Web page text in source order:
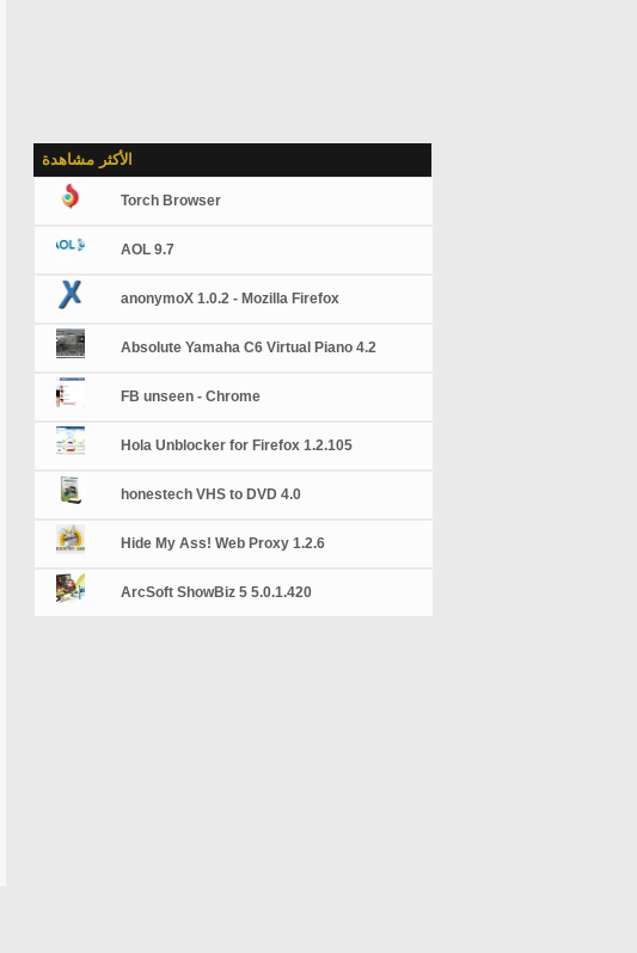
الأكثر مشاهدة
Torch Browser
AOL 9.7
anonymoX 1.0.2 - Mozilla Firefox
Absolute Yamaha C6 Virtual Piano 4.2
FB unseen - Chrome
Hola Unblocker for Firefox 1.2.105
honestech VHS to DVD 4.0
Hide My Ass! Web Proxy 1.2.6
ArcSoft ShowBiz 5 5.0.1.420